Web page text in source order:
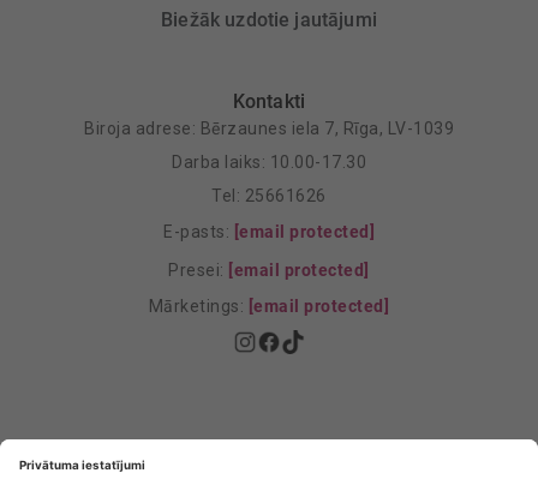
Biežāk uzdotie jautājumi
Kontakti
Biroja adrese: Bērzaunes iela 7, Rīga, LV-1039
Darba laiks: 10.00-17.30
Tel: 25661626
E-pasts: [email protected]
Presei: [email protected]
Mārketings: [email protected]